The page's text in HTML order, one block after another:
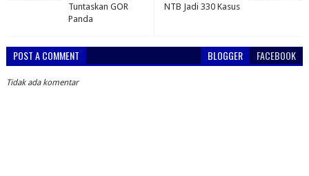
NTB Jadi 330 Kasus
Tuntaskan GOR
Panda
POST A COMMENT BLOGGER FACEBOOK
Tidak ada komentar